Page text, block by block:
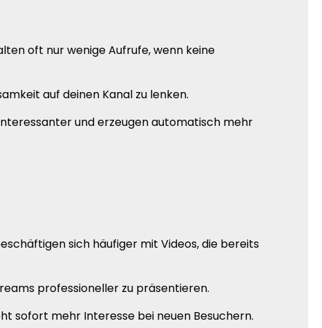
oft nur wenige Aufrufe, wenn keine
auf deinen Kanal zu lenken.
und erzeugen automatisch mehr
sich häufiger mit Videos, die bereits
professioneller zu präsentieren.
sofort mehr Interesse bei neuen Besuchern.